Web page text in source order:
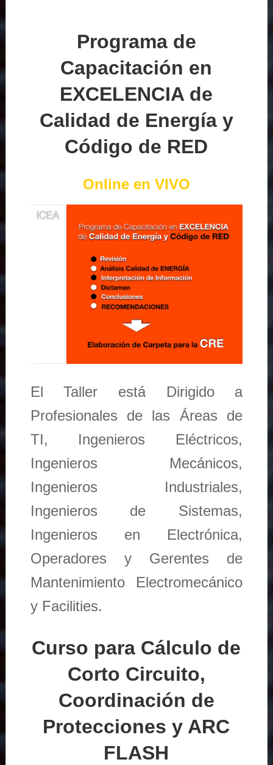
Programa de
Capacitación en
EXCELENCIA de
Calidad de Energía y
Código de RED
Online en VIVO
El Taller está Dirigido a
Profesionales de las Áreas de
TI, Ingenieros Eléctricos,
Ingenieros Mecánicos,
Ingenieros Industriales,
Ingenieros de Sistemas,
Ingenieros en Electrónica,
Operadores y Gerentes de
Mantenimiento Electromecánico
y Facilities.
Curso para Cálculo de
Corto Circuito,
Coordinación de
Protecciones y ARC
FLASH